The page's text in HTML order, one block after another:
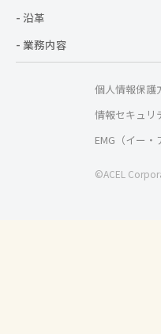
- 沿革
- 業務内容
個人情報保護
情報セキュリ
EMG（イー・